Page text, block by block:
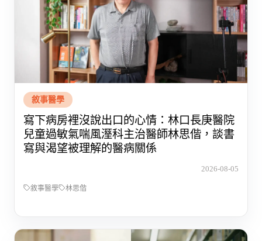
敘事醫學
寫下病房裡沒說出口的心情：林口長庚醫院
兒童過敏氣喘風溼科主治醫師林思偕，談書
寫與渴望被理解的醫病關係
2026-08-05
敘事醫學 林思偕